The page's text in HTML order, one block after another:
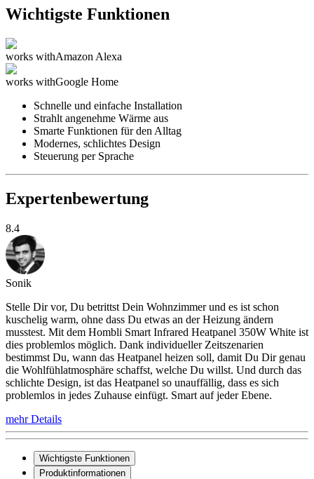
Wichtigste Funktionen
works withAmazon Alexa
works withGoogle Home
Schnelle und einfache Installation
Strahlt angenehme Wärme aus
Smarte Funktionen für den Alltag
Modernes, schlichtes Design
Steuerung per Sprache
Expertenbewertung
8.4
Sonik
Stelle Dir vor, Du betrittst Dein Wohnzimmer und es ist schon
kuschelig warm, ohne dass Du etwas an der Heizung ändern
musstest. Mit dem Hombli Smart Infrared Heatpanel 350W White ist
dies problemlos möglich. Dank individueller Zeitszenarien
bestimmst Du, wann das Heatpanel heizen soll, damit Du Dir genau
die Wohlfühlatmosphäre schaffst, welche Du willst. Und durch das
schlichte Design, ist das Heatpanel so unauffällig, dass es sich
problemlos in jedes Zuhause einfügt. Smart auf jeder Ebene.
mehr Details
Wichtigste Funktionen
Produktinformationen